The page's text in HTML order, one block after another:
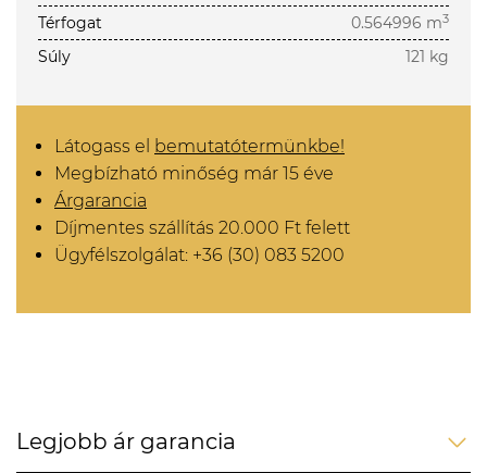
Térfogat
0.564996 m3
Súly 121 kg
Látogass el bemutatótermünkbe!
Megbízható minőség már 15 éve
Árgarancia
Díjmentes szállítás 20.000 Ft felett
Ügyfélszolgálat: +36 (30) 083 5200
Legjobb ár garancia